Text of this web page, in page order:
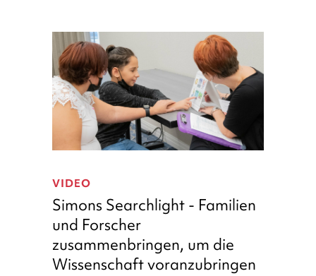
Searchlight
-
Familien
und
Forscher
zusammenbringen,
VIDEO
Simons Searchlight - Familien
und Forscher
zusammenbringen, um die
Wissenschaft voranzubringen